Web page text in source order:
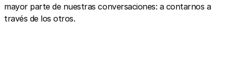
mayor parte de nuestras conversaciones: a contarnos a
través de los otros.